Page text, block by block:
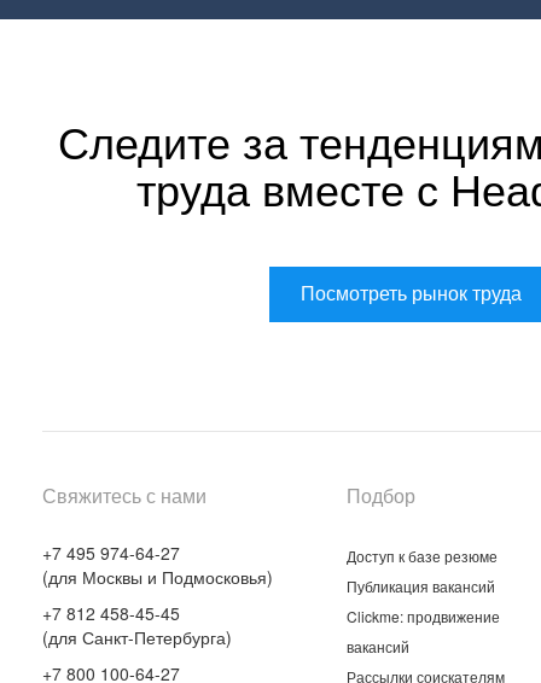
Следите за
труда вместе с
Посмотреть рынок труда
Свяжитесь с нами
+7 495 974-64-27
(для Москвы и Подмосковья)
+7 812 458-45-45
(для Санкт-Петербурга)
+7 800 100-64-27
Подбор
Доступ к базе резюме
Публикация вакансий
Clickme: продвижение
вакансий
Рассылки соискателям